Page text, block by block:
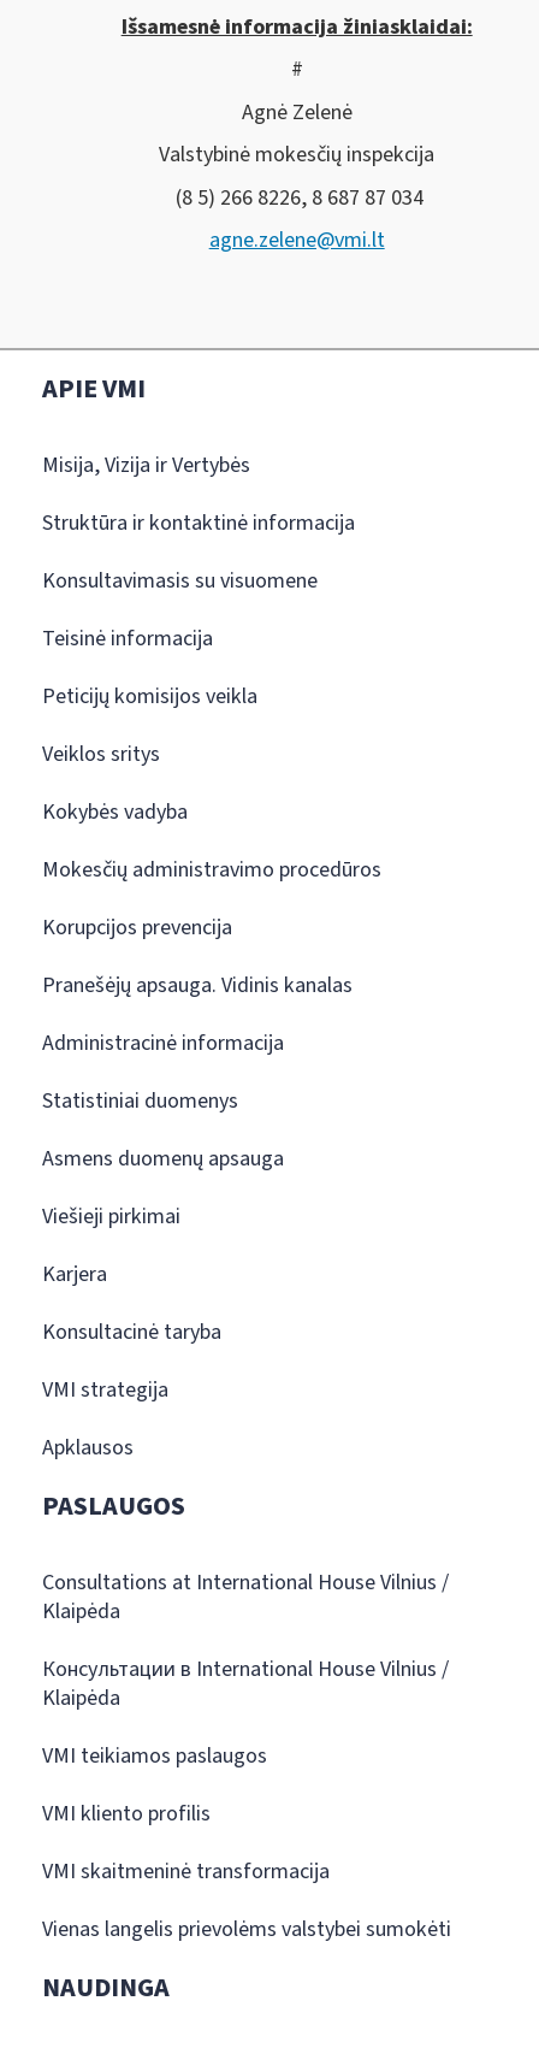
Išsamesnė informacija žiniasklaidai:
#
Agnė Zelenė
Valstybinė mokesčių inspekcija
(8 5) 266 8226, 8 687 87 034
agne.zelene@vmi.lt
APIE VMI
Misija, Vizija ir Vertybės
Struktūra ir kontaktinė informacija
Konsultavimasis su visuomene
Teisinė informacija
Peticijų komisijos veikla
Veiklos sritys
Kokybės vadyba
Mokesčių administravimo procedūros
Korupcijos prevencija
Pranešėjų apsauga. Vidinis kanalas
Administracinė informacija
Statistiniai duomenys
Asmens duomenų apsauga
Viešieji pirkimai
Karjera
Konsultacinė taryba
VMI strategija
Apklausos
PASLAUGOS
Consultations at International House Vilnius /
Klaipėda
Консультации в International House Vilnius /
Klaipėda
VMI teikiamos paslaugos
VMI kliento profilis
VMI skaitmeninė transformacija
Vienas langelis prievolėms valstybei sumokėti
NAUDINGA